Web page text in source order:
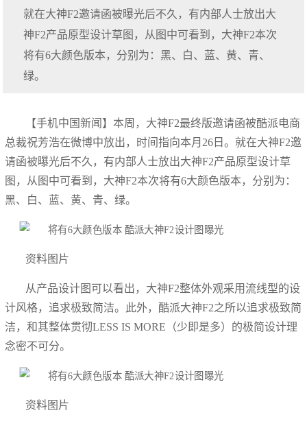
就在大神F2邀请函被曝光后不久，有内部人士放出大
神F2产品原型设计草图，从图中可看到，大神F2本次
将有6大颜色版本，分别为：黑、白、蓝、黄、青、
绿。
【手机中国新闻】本周，大神F2最终版邀请函被酷派电商
总裁祝芳浩在微博中放出，时间指向本月26日。就在大神F2邀
请函被曝光后不久，有内部人士放出大神F2产品原型设计草
图，从图中可看到，大神F2本次将有6大颜色版本，分别为：
黑、白、蓝、黄、青、绿。
资料图片
从产品设计图可以看出，大神F2整体外观采用流线型的设
计风格，追求极致简洁。此外，酷派大神F2之所以追求极致简
洁，和其整体贯彻LESS IS MORE（少即是多）的极简设计理
念密不可分。
资料图片